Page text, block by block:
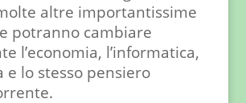
altre importantissime
potranno cambiare
l’economia, l’informatica,
e lo stesso pensiero